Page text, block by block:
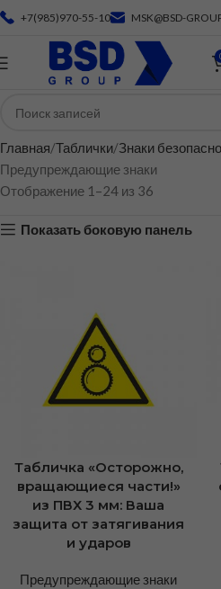
+7(985)970-55-10 MSK@BSD-
Главная Таблички Знаки
Предупреждающие знаки
Отображение 1–24 из 36
Показать боковую панель
Табличка «Осторожно,
вращающиеся части!»
из ПВХ 3 мм: Ваша
защита от затягивания
и ударов
Предупреждающие знаки